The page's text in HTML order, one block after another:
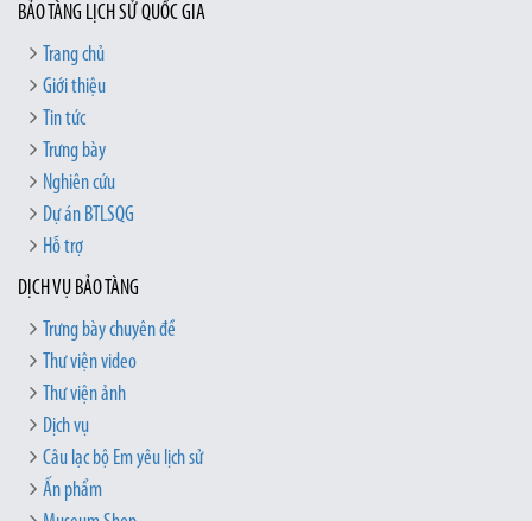
BẢO TÀNG LỊCH SỬ QUỐC GIA
Trang chủ
Giới thiệu
Tin tức
Trưng bày
Nghiên cứu
Dự án BTLSQG
Hỗ trợ
DỊCH VỤ BẢO TÀNG
Trưng bày chuyên đề
Thư viện video
Thư viện ảnh
Dịch vụ
Câu lạc bộ Em yêu lịch sử
Ấn phẩm